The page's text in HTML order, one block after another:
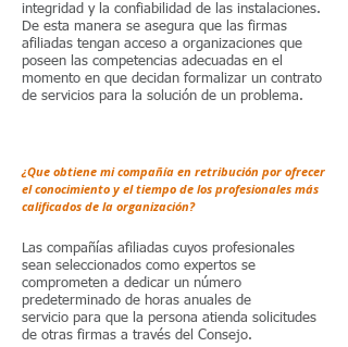
integridad y la confiabilidad de las instalaciones.
De esta manera se asegura que las firmas
afiliadas tengan acceso a organizaciones que
poseen las competencias adecuadas en el
momento en que decidan formalizar un contrato
de servicios para la solución de un problema.
¿Que obtiene mi compañía en retribución por ofrecer
el conocimiento y el tiempo de los profesionales más
calificados de la organización?
Las compañías afiliadas cuyos profesionales
sean seleccionados como expertos se
comprometen a dedicar un número
predeterminado de horas anuales de
servicio para que la persona atienda solicitudes
de otras firmas a través del Consejo.